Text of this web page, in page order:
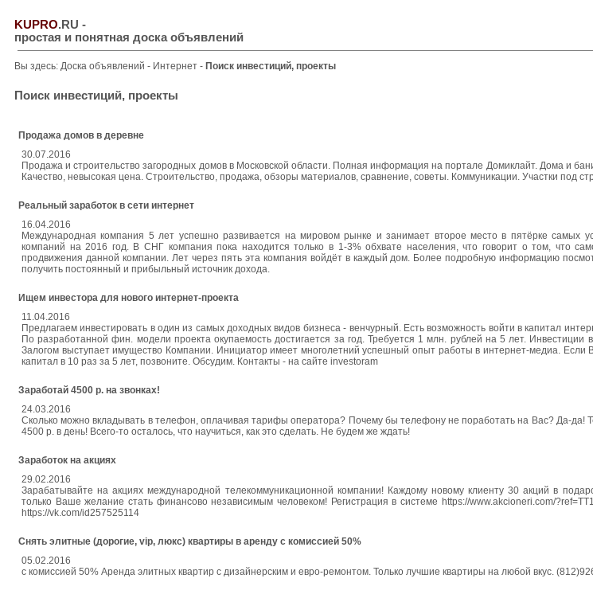
KUPRO.RU -
простая и понятная доска объявлений
Вы здесь: Доска объявлений - Интернет - Поиск инвестиций, проекты
Поиск инвестиций, проекты
Продажа домов в деревне
30.07.2016
Продажа и строительство загородных домов в Московской области. Полная информация на портале Домиклайт. Дома и
Качество, невысокая цена. Строительство, продажа, обзоры материалов, сравнение, советы. Коммуникации. Участки под
Реальный заработок в сети интернет
16.04.2016
Международная компания 5 лет успешно развивается на мировом рынке и занимает второе место в пятёрке самых
компаний на 2016 год. В СНГ компания пока находится только в 1-3% обхвате населения, что говорит о том, что
продвижения данной компании. Лет через пять эта компания войдёт в каждый дом. Более подробную информацию
получить постоянный и прибыльный источник дохода.
Ищем инвестора для нового интернет-проекта
11.04.2016
Предлагаем инвестировать в один из самых доходных видов бизнеса - венчурный. Есть возможность войти в капитал
По разработанной фин. модели проекта окупаемость достигается за год. Требуется 1 млн. рублей на 5 лет.
Залогом выступает имущество Компании. Инициатор имеет многолетний успешный опыт работы в интернет-медиа. Если
капитал в 10 раз за 5 лет, позвоните. Обсудим. Контакты - на сайте investoram
Заработай 4500 р. на звонках!
24.03.2016
Сколько можно вкладывать в телефон, оплачивая тарифы оператора? Почему бы телефону не поработать на Вас? Да-да!
4500 р. в день! Всего-то осталось, что научиться, как это сделать. Не будем же ждать!
Заработок на акциях
29.02.2016
Зарабатывайте на акциях международной телекоммуникационной компании! Каждому новому клиенту 30 акций в
только Ваше желание стать финансово независимым человеком! Регистрация в системе https://www.akcioneri.com/
https://vk.com/id257525114
Снять элитные (дорогие, vip, люкс) квартиры в аренду с комиссией 50%
05.02.2016
с комиссией 50% Аренда элитных квартир с дизайнерским и евро-ремонтом. Только лучшие квартиры на любой вкус.